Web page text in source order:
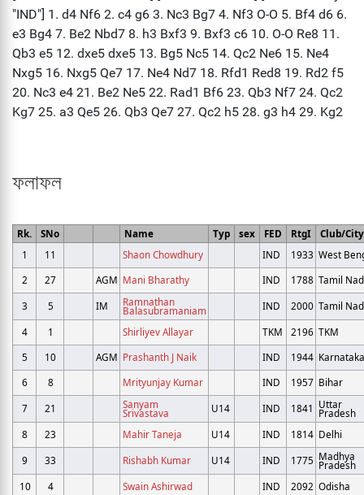
ফলাফল
Rk. SNo Name Typ sex FED RtgI
Club/City
1
11 Shaon Chowdhury IND 1933 West
2
27 AGM Mani Bharathy IND 1788 Tamil
3
5 IM Ramnathan
Balasubramaniam IND 2000 Tamil
4
1 Shirliyev Allayar TKM 2196 TKM
5
10 AGM Prashanth J Naik IND 1944 Karnataka
6
8 Mrityunjay Kumar IND 1957 Bihar
7
21 Sanyam
Srivastava U14 IND 1841 Uttar
Pradesh
8
23 Mahir Taneja U14 IND 1814 Delhi
9
33 Rishabh Kumar U14 IND 1775 Madhya
Pradesh
10
4 Swain Ashirwad IND 2092 Odisha